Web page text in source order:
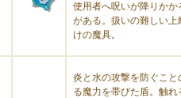
使用者へ呪いが降りかか
がある。扱いの難しい上
けの魔具。
炎と水の攻撃を防ぐこと
る魔力を帯びた盾。触れ